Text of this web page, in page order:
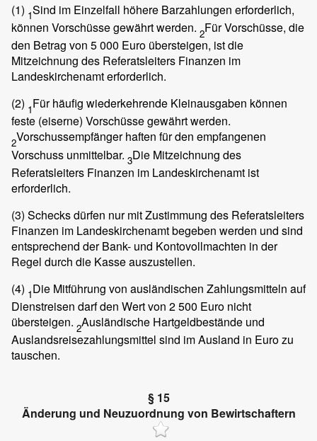
(1) 1Sind im Einzelfall höhere Barzahlungen erforderlich,
können Vorschüsse gewährt werden. 2Für Vorschüsse, die
den Betrag von 5 000 Euro übersteigen, ist die
Mitzeichnung des Referatsleiters Finanzen im
Landeskirchenamt erforderlich.
(2) 1Für häufig wiederkehrende Kleinausgaben können
feste (eiserne) Vorschüsse gewährt werden.
2Vorschussempfänger haften für den empfangenen
Vorschuss unmittelbar. 3Die Mitzeichnung des
Referatsleiters Finanzen im Landeskirchenamt ist
erforderlich.
(3) Schecks dürfen nur mit Zustimmung des Referatsleiters
Finanzen im Landeskirchenamt begeben werden und sind
entsprechend der Bank- und Kontovollmachten in der
Regel durch die Kasse auszustellen.
(4) 1Die Mitführung von ausländischen Zahlungsmitteln auf
Dienstreisen darf den Wert von 2 500 Euro nicht
übersteigen. 2Ausländische Hartgeldbestände und
Auslandsreisezahlungsmittel sind im Ausland in Euro zu
tauschen.
§ 15
Änderung und Neuzuordnung von Bewirtschaftern